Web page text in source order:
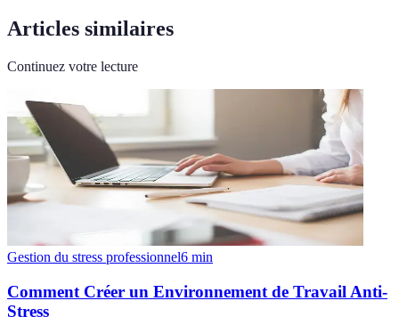
Articles similaires
Continuez votre lecture
Gestion du stress professionnel6 min
Comment Créer un Environnement de Travail Anti-
Stress